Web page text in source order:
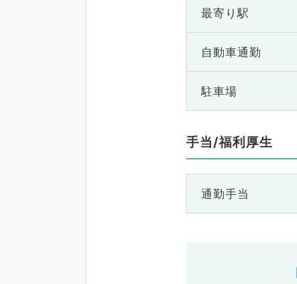
最寄り駅
自動車通勤
駐車場
手当/福利厚生
通勤手当